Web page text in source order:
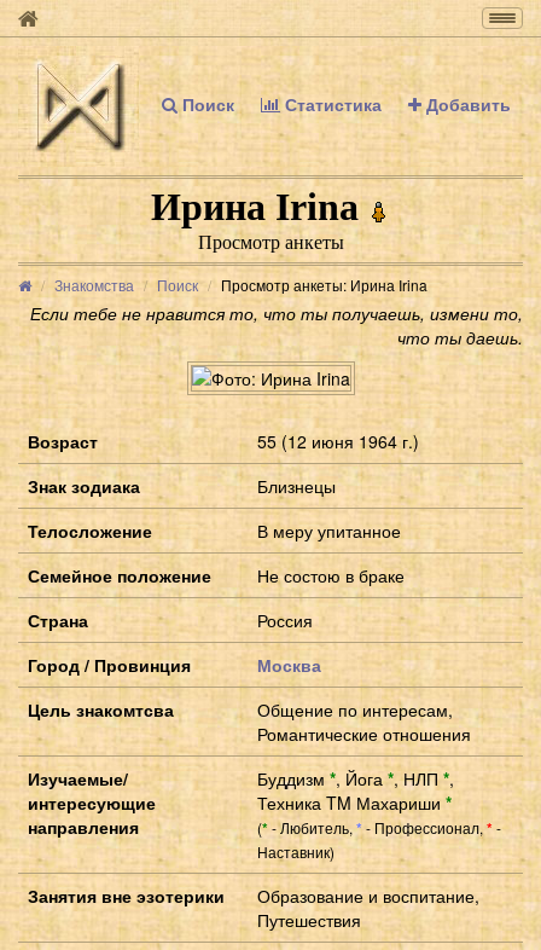
Поиск Статистика Добавить
Ирина Irina
Просмотр анкеты
Знакомства Поиск Просмотр анкеты: Ирина Irina
Если тебе не нравится то, что ты получаешь, измени то,
что ты даешь.
Возраст
55 (12 июня 1964 г.)
Знак зодиака
Близнецы
Телосложение
В меру упитанное
Семейное положение
Не состою в браке
Страна
Россия
Город / Провинция
Москва
Цель знакомтсва
Общение по интересам,
Романтические отношения
Изучаемые/
интересующие
направления
Буддизм *, Йога *,НЛП*,
Техника TM Махариши *
(*- Любитель, *- Профессионал, *-
Наставник)
Занятия вне эзотерики
Образование и воспитание,
Путешествия